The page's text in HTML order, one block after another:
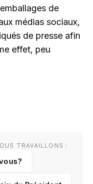
de
médias sociaux,
de presse afin
effet, peu
TRAVAILLONS :